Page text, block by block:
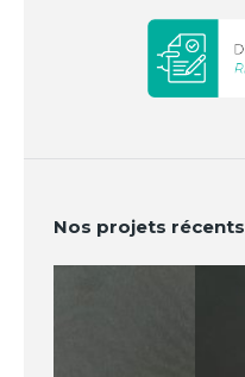
Nos projets récents